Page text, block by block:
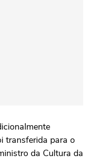
transferida para o
da Cultura da